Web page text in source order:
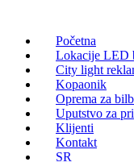
Početna
Lokacije LED
City light
Kopaonik
Oprema za
Uputstvo za
Klijenti
Kontakt
SR